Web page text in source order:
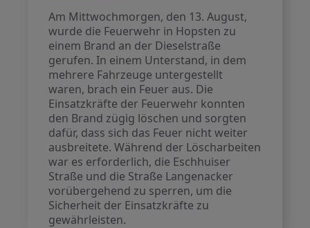
Am Mittwochmorgen, den 13. August,
wurde die Feuerwehr in Hopsten zu
einem Brand an der Dieselstraße
gerufen. In einem Unterstand, in dem
mehrere Fahrzeuge untergestellt
waren, brach ein Feuer aus. Die
Einsatzkräfte der Feuerwehr konnten
den Brand zügig löschen und sorgten
dafür, dass sich das Feuer nicht weiter
ausbreitete. Während der Löscharbeiten
war es erforderlich, die Eschhuiser
Straße und die Straße Langenacker
vorübergehend zu sperren, um die
Sicherheit der Einsatzkräfte zu
gewährleisten.